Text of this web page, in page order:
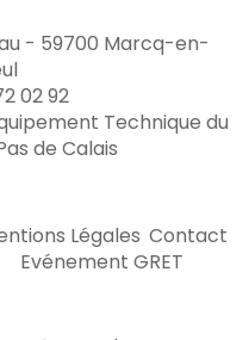
- 59700 Marcq-en-
02 92
Technique du
de Calais
Légales Contact
Evénement GRET